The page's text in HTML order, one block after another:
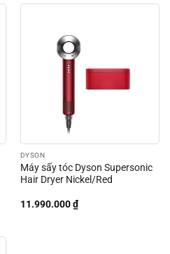
DYSON
Máy sấy tóc Dyson Supersonic
Hair Dryer Nickel/Red
11.990.000₫